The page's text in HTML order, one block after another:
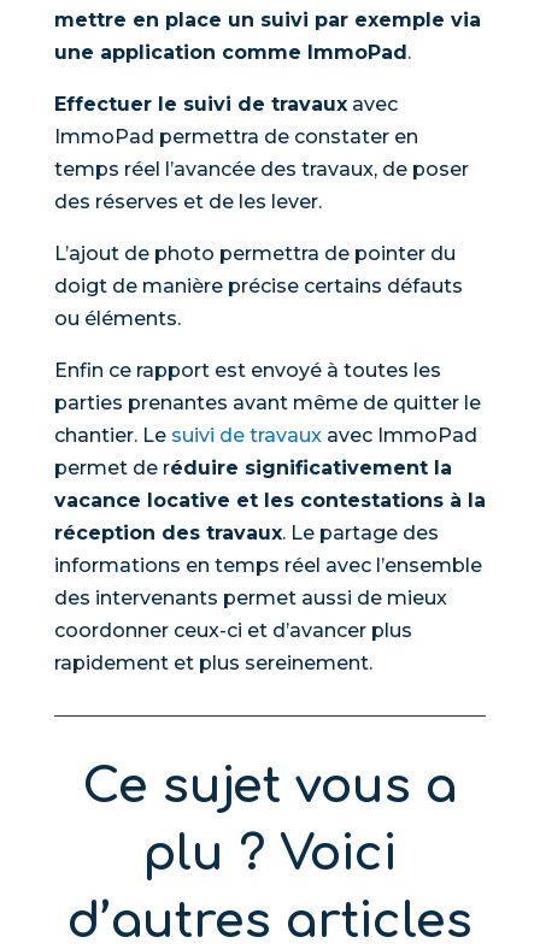
mettre en place un suivi par exemple via
une application comme ImmoPad.
Effectuer le suivi de travauxavec
ImmoPad permettra de constater en
temps réel l’avancée des travaux, de poser
des réserves et de les lever.
L’ajout de photo permettra de pointer du
doigt de manière précise certains défauts
ou éléments.
Enfin ce rapport est envoyé à toutes les
parties prenantes avant même de quitter le
chantier. Le suivi de travauxavec ImmoPad
permet de réduire significativement la
vacance locative et les contestations à la
réception des travaux. Le partage des
informations en temps réel avec l’ensemble
des intervenants permet aussi de mieux
coordonner ceux-ci et d’avancer plus
rapidement et plus sereinement.
Ce sujet vous a
plu ? Voici
d’autres articles